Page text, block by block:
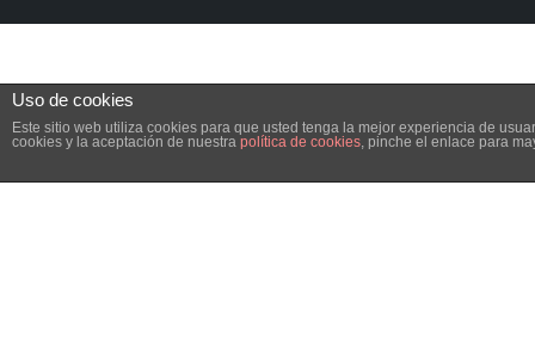
Uso de cookies
Este sitio web utiliza cookies para que usted tenga la mejor experiencia de
cookies y la aceptación de nuestra política de cookies, pinche el enlace para